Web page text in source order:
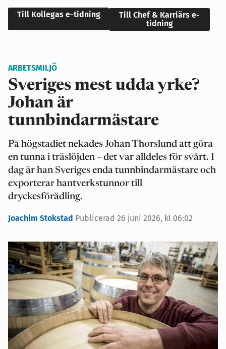
Till Kollegas e-tidning
Till Chef & Karriärs e-
tidning
ARBETSMILJÖ
Sveriges mest udda yrke?
Johan är
tunnbindarmästare
På högstadiet nekades Johan Thorslund att göra
en tunna i träslöjden – det var alldeles för svårt. I
dag är han Sveriges enda tunnbindarmästare och
exporterar hantverkstunnor till
dryckesförädling.
Joachim Stokstad Publicerad 26 juni 2026, kl 06:02